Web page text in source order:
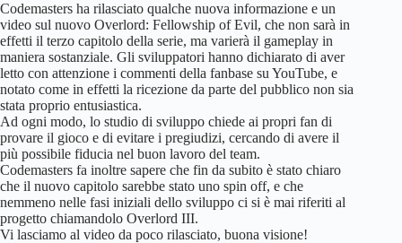
Codemasters ha rilasciato qualche nuova informazione e un
video sul nuovo Overlord: Fellowship of Evil, che non sarà in
effetti il terzo capitolo della serie, ma varierà il gameplay in
maniera sostanziale. Gli sviluppatori hanno dichiarato di aver
letto con attenzione i commenti della fanbase su YouTube, e
notato come in effetti la ricezione da parte del pubblico non sia
stata proprio entusiastica.
Ad ogni modo, lo studio di sviluppo chiede ai propri fan di
provare il gioco e di evitare i pregiudizi, cercando di avere il
più possibile fiducia nel buon lavoro del team.
Codemasters fa inoltre sapere che fin da subito è stato chiaro
che il nuovo capitolo sarebbe stato uno spin off, e che
nemmeno nelle fasi iniziali dello sviluppo ci si è mai riferiti al
progetto chiamandolo Overlord III.
Vi lasciamo al video da poco rilasciato, buona visione!